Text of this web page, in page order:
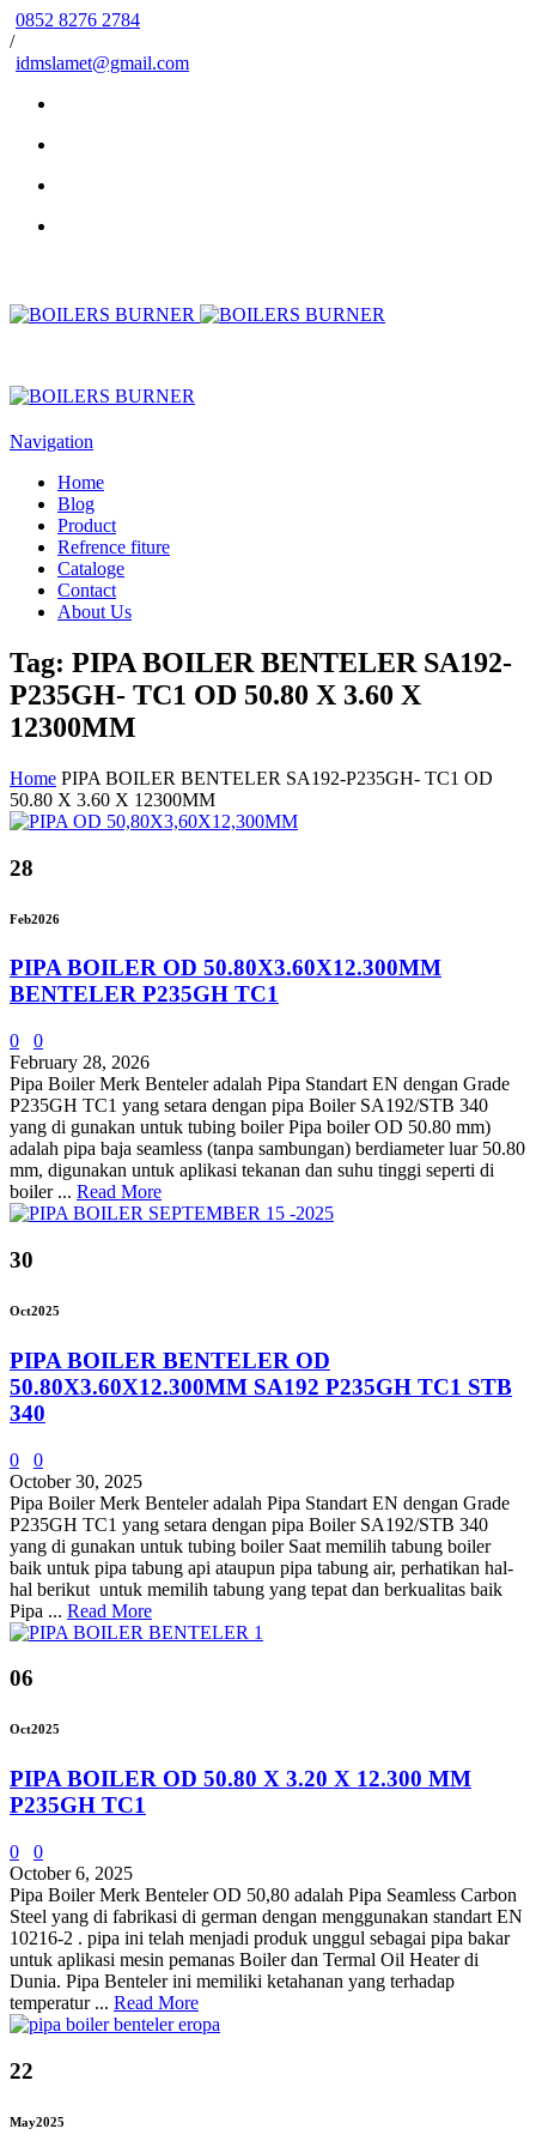
0852 8276 2784
/
idmslamet@gmail.com
Navigation
Home
Blog
Product
Refrence fiture
Cataloge
Contact
About Us
Tag: PIPA BOILER BENTELER SA192-
P235GH- TC1 OD 50.80 X 3.60 X
12300MM
Home PIPA BOILER BENTELER SA192-P235GH- TC1 OD
50.80 X 3.60 X 12300MM
28
Feb2026
PIPA BOILER OD 50.80X3.60X12.300MM
BENTELER P235GH TC1
0
0
February 28, 2026
Pipa Boiler Merk Benteler adalah Pipa Standart EN dengan Grade
P235GH TC1 yang setara dengan pipa Boiler SA192/STB 340
yang di gunakan untuk tubing boiler Pipa boiler OD 50.80 mm)
adalah pipa baja seamless (tanpa sambungan) berdiameter luar 50.80
mm, digunakan untuk aplikasi tekanan dan suhu tinggi seperti di
boiler ... Read More
30
Oct2025
PIPA BOILER BENTELER OD
50.80X3.60X12.300MM SA192 P235GH TC1 STB
340
0
0
October 30, 2025
Pipa Boiler Merk Benteler adalah Pipa Standart EN dengan Grade
P235GH TC1 yang setara dengan pipa Boiler SA192/STB 340
yang di gunakan untuk tubing boiler Saat memilih tabung boiler
baik untuk pipa tabung api ataupun pipa tabung air, perhatikan hal-
hal berikut untuk memilih tabung yang tepat dan berkualitas baik
Pipa ... Read More
06
Oct2025
PIPA BOILER OD 50.80 X 3.20 X 12.300 MM
P235GH TC1
0
0
October 6, 2025
Pipa Boiler Merk Benteler OD 50,80 adalah Pipa Seamless Carbon
Steel yang di fabrikasi di german dengan menggunakan standart EN
10216-2 . pipa ini telah menjadi produk unggul sebagai pipa bakar
untuk aplikasi mesin pemanas Boiler dan Termal Oil Heater di
Dunia. Pipa Benteler ini memiliki ketahanan yang terhadap
temperatur ... Read More
22
May2025